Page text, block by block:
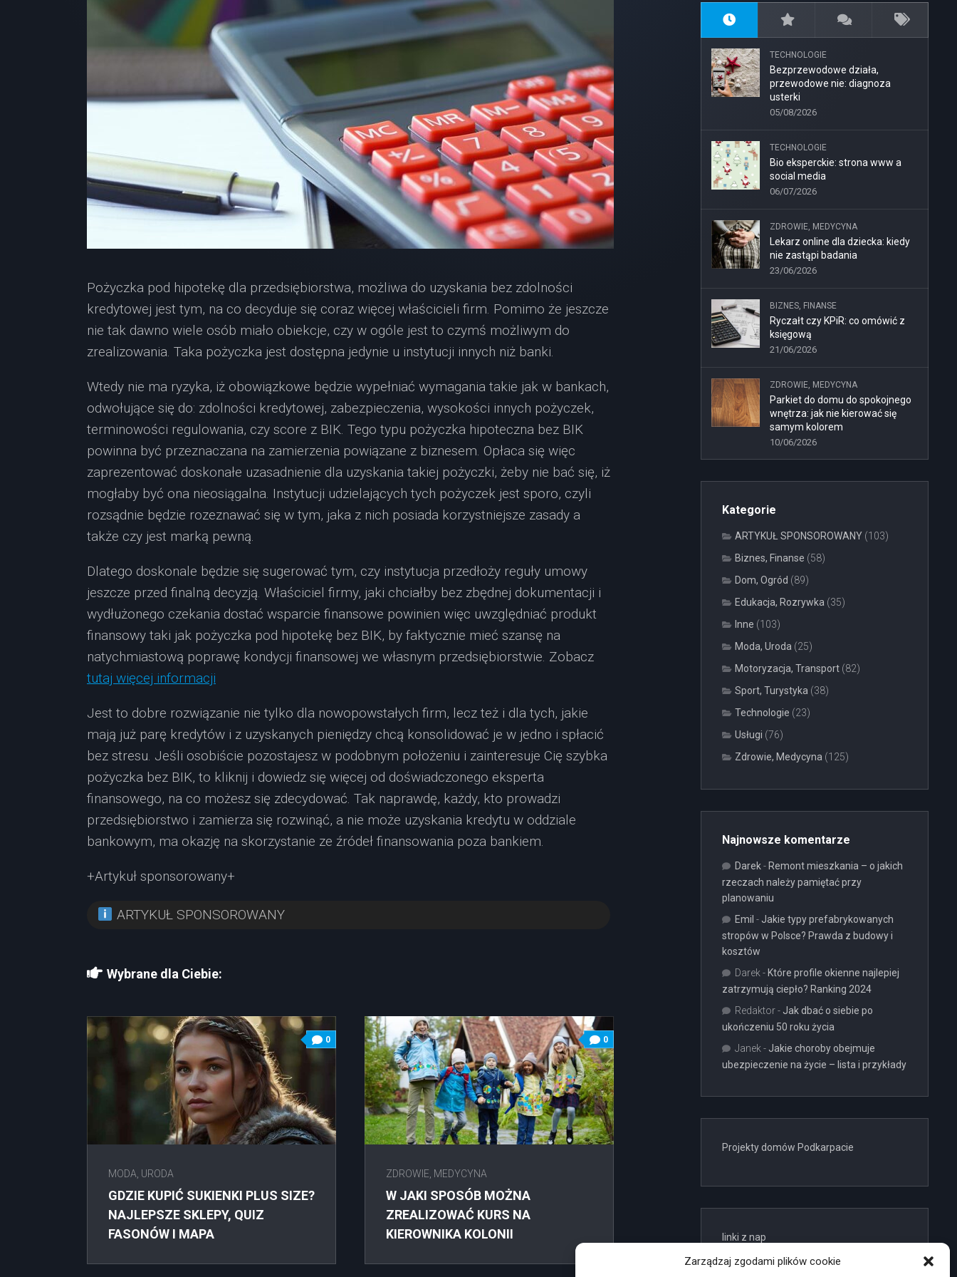
Zarządzaj zgodami plików cookie
Pożyczka pod hipotekę dla przedsiębiorstwa, możliwa do uzyskania bez zdolności
kredytowej jest tym, na co decyduje się coraz więcej właścicieli firm. Pomimo że jeszcze
nie tak dawno wiele osób miało obiekcje, czy w ogóle jest to czymś możliwym do
zrealizowania. Taka pożyczka jest dostępna jedynie u instytucji innych niż banki.
Wtedy nie ma ryzyka, iż obowiązkowe będzie wypełniać wymagania takie jak w bankach,
odwołujące się do: zdolności kredytowej, zabezpieczenia, wysokości innych pożyczek,
terminowości regulowania, czy score z BIK. Tego typu pożyczka hipoteczna bez BIK
powinna być przeznaczana na zamierzenia powiązane z biznesem. Opłaca się więc
zaprezentować doskonałe uzasadnienie dla uzyskania takiej pożyczki, żeby nie bać się, iż
mogłaby być ona nieosiągalna. Instytucji udzielających tych pożyczek jest sporo, czyli
rozsądnie będzie rozeznawać się w tym, jaka z nich posiada korzystniejsze zasady a
także czy jest marką pewną.
Dlatego doskonale będzie się sugerować tym, czy instytucja przedłoży reguły umowy
jeszcze przed finalną decyzją. Właściciel firmy, jaki chciałby bez zbędnej dokumentacji i
wydłużonego czekania dostać wsparcie finansowe powinien więc uwzględniać produkt
finansowy taki jak pożyczka pod hipotekę bez BIK, by faktycznie mieć szansę na
natychmiastową poprawę kondycji finansowej we własnym przedsiębiorstwie. Zobacz
tutaj więcej informacji
Jest to dobre rozwiązanie nie tylko dla nowopowstałych firm, lecz też i dla tych, jakie
mają już parę kredytów i z uzyskanych pieniędzy chcą konsolidować je w jedno i spłacić
bez stresu. Jeśli osobiście pozostajesz w podobnym położeniu i zainteresuje Cię szybka
pożyczka bez BIK, to kliknij i dowiedz się więcej od doświadczonego eksperta
finansowego, na co możesz się zdecydować. Tak naprawdę, każdy, kto prowadzi
przedsiębiorstwo i zamierza się rozwinąć, a nie może uzyskania kredytu w oddziale
bankowym, ma okazję na skorzystanie ze źródeł finansowania poza bankiem.
+Artykuł sponsorowany+
ARTYKUŁ SPONSOROWANY
Wybrane dla Ciebie:
0
MODA, URODA
GDZIE KUPIĆ SUKIENKI PLUS SIZE?
NAJLEPSZE SKLEPY, QUIZ
FASONÓW I MAPA
0
ZDROWIE, MEDYCYNA
W JAKI SPOSÓB MOŻNA
ZREALIZOWAĆ KURS NA
KIEROWNIKA KOLONII
TECHNOLOGIE
Bezprzewodowe działa,
przewodowe nie: diagnoza
usterki
05/08/2026
TECHNOLOGIE
Bio eksperckie: strona www a
social media
06/07/2026
ZDROWIE, MEDYCYNA
Lekarz online dla dziecka: kiedy
nie zastąpi badania
23/06/2026
BIZNES, FINANSE
Ryczałt czy KPiR: co omówić z
księgową
21/06/2026
ZDROWIE, MEDYCYNA
Parkiet do domu do spokojnego
wnętrza: jak nie kierować się
samym kolorem
10/06/2026
Kategorie
ARTYKUŁ SPONSOROWANY (103)
Biznes, Finanse (58)
Dom, Ogród (89)
Edukacja, Rozrywka (35)
Inne (103)
Moda, Uroda (25)
Motoryzacja, Transport (82)
Sport, Turystyka (38)
Technologie (23)
Usługi (76)
Zdrowie, Medycyna (125)
Najnowsze komentarze
Darek- Remont mieszkania – o jakich
rzeczach należy pamiętać przy
planowaniu
Emil - Jakie typy prefabrykowanych
stropów w Polsce? Prawda z budowy i
kosztów
Darek - Które profile okienne najlepiej
zatrzymują ciepło? Ranking 2024
Redaktor- Jak dbać o siebie po
ukończeniu 50 roku życia
Janek - Jakie choroby obejmuje
ubezpieczenie na życie – lista i przykłady
Projekty domów Podkarpacie
linki z nap